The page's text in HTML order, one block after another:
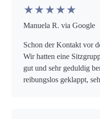
★★★★★
Manuela R. via Google
Schon der Kontakt vor
Wir hatten eine
gut und sehr geduldig
reibungslos geklappt,